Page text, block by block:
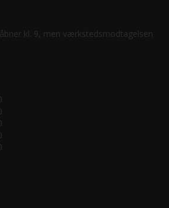
kl. 9, men værkstedsmodtagelsen